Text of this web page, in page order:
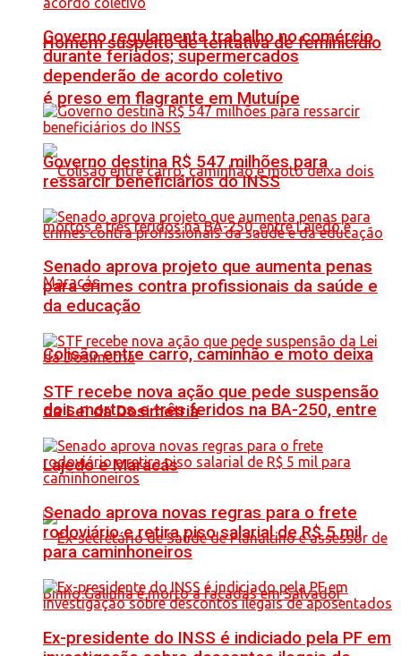
Homem suspeito de tentativa de feminicídio
é preso em flagrante em Mutuípe
Colisão entre carro, caminhão e moto deixa
dois mortos e três feridos na BA-250, entre
Lajedo e Maracás
Governo regulamenta trabalho no comércio
durante feriados; supermercados
dependerão de acordo coletivo
Governo destina R$ 547 milhões para
ressarcir beneficiários do INSS
Senado aprova projeto que aumenta penas
para crimes contra profissionais da saúde e
da educação
STF recebe nova ação que pede suspensão
da Lei da Dosimetria
Senado aprova novas regras para o frete
rodoviário e retira piso salarial de R$ 5 mil
para caminhoneiros
Ex-presidente do INSS é indiciado pela PF em